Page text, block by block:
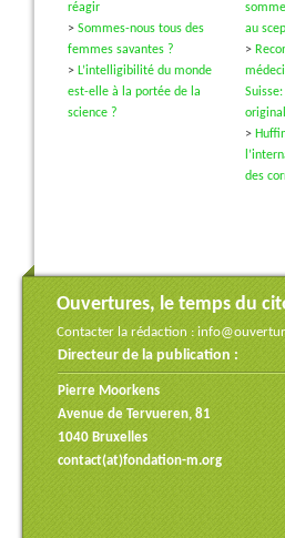
réagir
> Sommes-nous tous des
femmes savantes ?
> L’intelligibilité du monde
est-elle à la portée de la
science ?
au
>
original
>
des
Ouvertures, le temps du
Contacter la rédaction :
Directeur de la publication :
Pierre Moorkens
Avenue de Tervueren, 81
1040 Bruxelles
contact(at)fondation-m.org